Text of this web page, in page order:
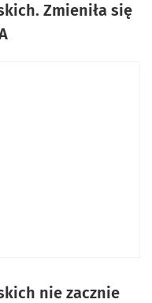
Zmieniła się
nie zacznie